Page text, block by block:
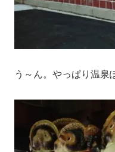
う～ん。やっぱり温泉